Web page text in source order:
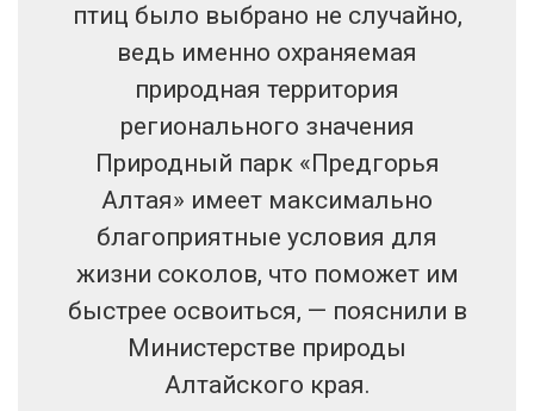
птиц было выбрано не случайно,
ведь именно охраняемая
природная территория
регионального значения
Природный парк «Предгорья
Алтая» имеет максимально
благоприятные условия для
жизни соколов, что поможет им
быстрее освоиться, — пояснили в
Министерстве природы
Алтайского края.